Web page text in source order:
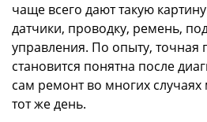
чаще всего дают такую
датчики, проводку, ремень,
управления. По опыту,
становится понятна после
сам ремонт во многих
тот же день.